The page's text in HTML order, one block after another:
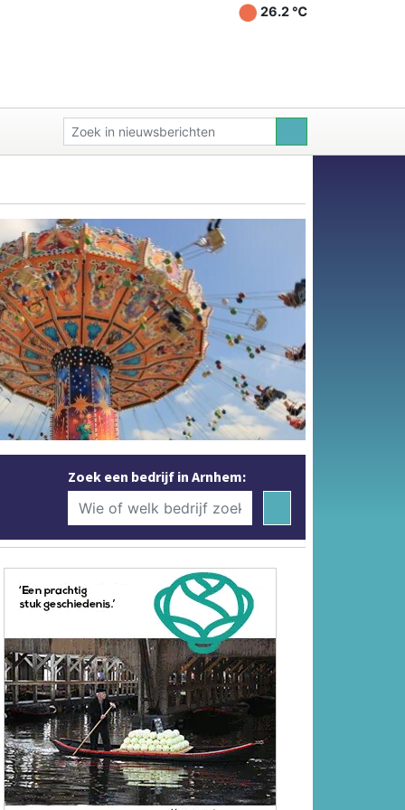
26.2 ℃
Zoek een bedrijf in Arnhem: